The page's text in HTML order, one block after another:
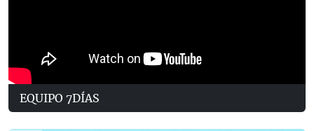
EQUIPO 7DÍAS